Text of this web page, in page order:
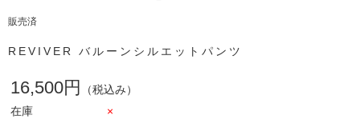
販売済
REVIVER バルーンシルエットパンツ
16,500円
（税込み）
在庫
×